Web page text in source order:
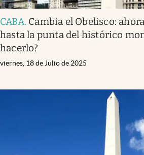
CABA. Cambia el Obelisco:
hasta la punta del histórico
hacerlo?
viernes, 18 de Julio de 2025